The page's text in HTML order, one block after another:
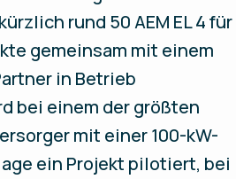
rund 50 AEM EL 4 für
gemeinsam mit einem
in Betrieb
bei einem der größten
mit einer 100-kW-
ein Projekt pilotiert, bei